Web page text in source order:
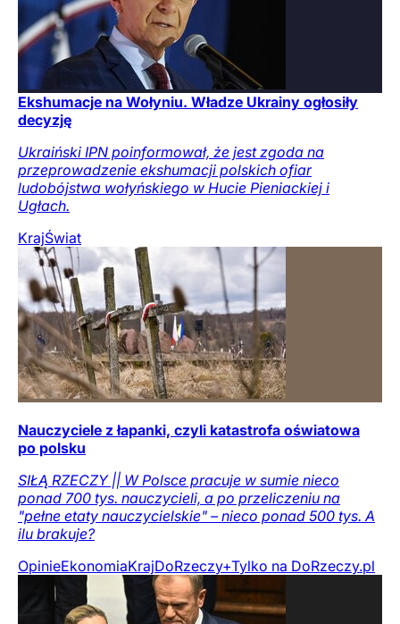
Ekshumacje na Wołyniu. Władze Ukrainy ogłosiły
decyzję
Ukraiński IPN poinformował, że jest zgoda na
przeprowadzenie ekshumacji polskich ofiar
ludobójstwa wołyńskiego w Hucie Pieniackiej i
Ugłach.
KrajŚwiat
Nauczyciele z łapanki, czyli katastrofa oświatowa
po polsku
SIŁĄ RZECZY || W Polsce pracuje w sumie nieco
ponad 700 tys. nauczycieli, a po przeliczeniu na
"pełne etaty nauczycielskie" – nieco ponad 500 tys. A
ilu brakuje?
OpinieEkonomiaKrajDoRzeczy+Tylko na DoRzeczy.pl